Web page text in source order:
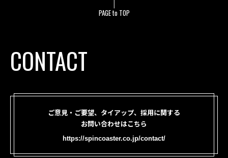
PAGE to TOP
CONTACT
ご意見・ご要望、タイアップ、採用に関する
お問い合わせはこちら
https://spincoaster.co.jp/contact/